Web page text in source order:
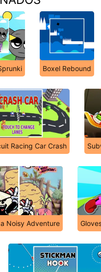
Boxel Rebound
Racing Car Crash
Noisy Adventure